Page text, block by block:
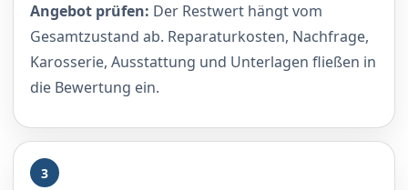
Angebot prüfen: Der Restwert hängt vom
Gesamtzustand ab. Reparaturkosten, Nachfrage,
Karosserie, Ausstattung und Unterlagen fließen in
die Bewertung ein.
3